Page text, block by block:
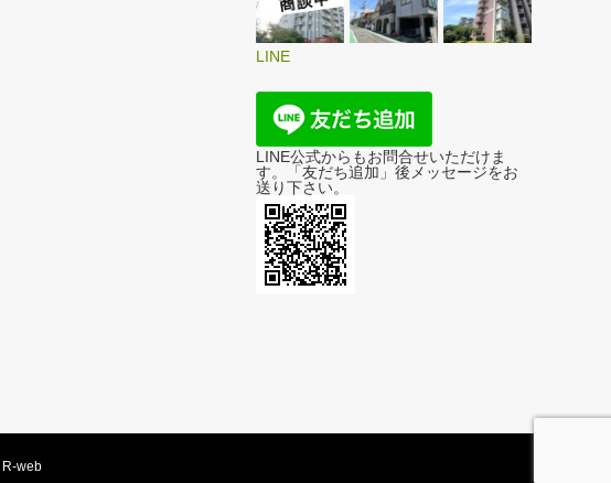
LINE
LINE公式からもお問合せいただけま
す。「友だち追加」後メッセージをお
送り下さい。
R-web